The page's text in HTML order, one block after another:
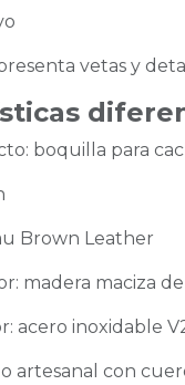
vetas y
boquilla para
Brown Leather
madera maciza
acero inoxidable
artesanal con